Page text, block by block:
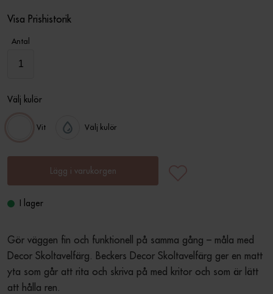
Visa Prishistorik
Antal
Välj kulör
Vit Välj kulör
Lägg i varukorgen
I lager
Gör väggen fin och funktionell på samma gång – måla med
Decor Skoltavelfärg. Beckers Decor Skoltavelfärg ger en matt
yta som går att rita och skriva på med kritor och som är lätt
att hålla ren.